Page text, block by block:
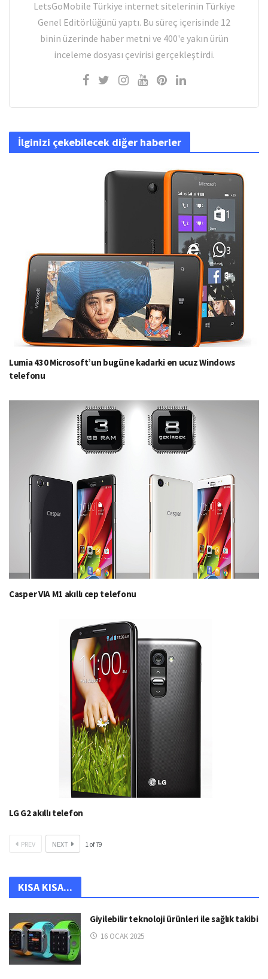
LetsGoMobile Türkiye internet sitelerinin Türkiye
Genel Editörlüğünü yaptı. Bu süreç içerisinde 12
binin üzerinde haber metni ve 400'e yakın ürün
inceleme dosyası çevirisi gerçekleştirdi.
İlginizi çekebilecek diğer haberler
Lumia 430 Microsoft’un bugüne kadarki en ucuz Windows
telefonu
Casper VIA M1 akıllı cep telefonu
LG G2 akıllı telefon
PREV NEXT 1of79
KISA KISA...
Giyilebilir teknoloji ürünleri ile sağlık takibi
16 OCAK 2025